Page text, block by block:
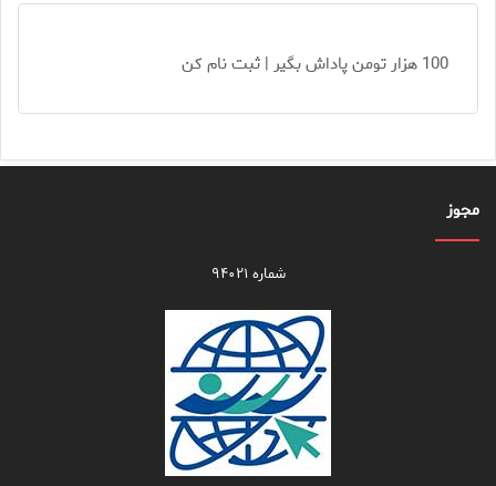
100 هزار تومن پاداش بگیر | ثبت نام کن
مجوز
شماره ۹۴۰۲۱